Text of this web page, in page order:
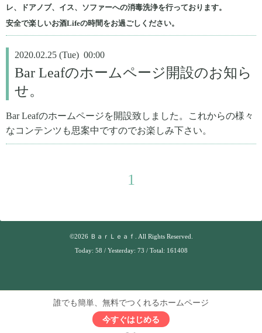
レ、ドアノブ、イス、ソファーへの消毒洗浄を行っております。
安全で楽しいお酒Lifeの時間をお過ごしください。
2020.02.25 (Tue) 00:00
Bar Leafのホームページ開設のお知ら
せ。
Bar Leafのホームページを開設致しました。これからの様々
なコンテンツも思案中ですのでお楽しみ下さい。
1
©2026 ＢａｒＬｅａｆ
. All Rights Reserved.
Today: 58 / Yesterday: 73 / Total: 161408
誰でも簡単、無料でつくれるホームページ
今すぐはじめる